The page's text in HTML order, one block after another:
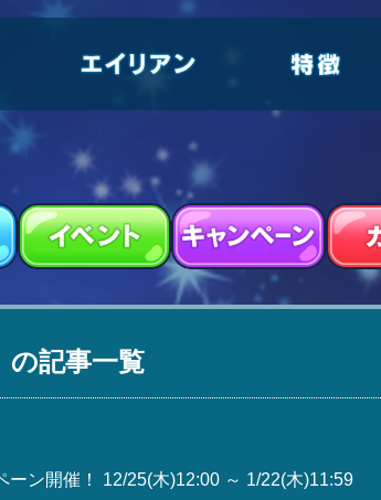
の記事一覧
ーン開催！ 12/25(木)12:00 ～ 1/22(木)11:59